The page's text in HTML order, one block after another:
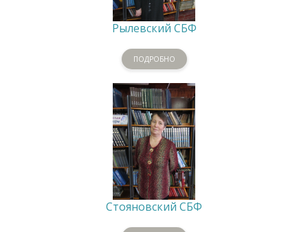
Рылевский СБФ
ПОДРОБНО
Стояновский СБФ